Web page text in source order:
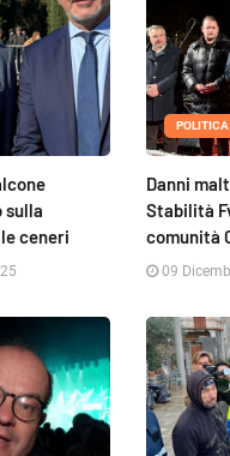
sulla
ceneri
POLITICA
Danni
Stabilità
comunità
09